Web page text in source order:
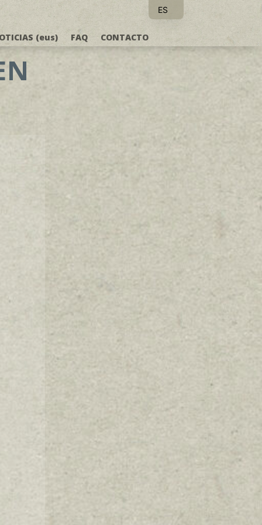
(eus) FAQ CONTACTO
ES